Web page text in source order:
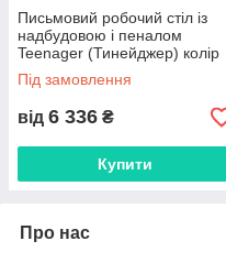
Письмовий робочий стіл із
надбудовою і пеналом
Teenager (Тинейджер) колір
Білий
Під замовлення
від 6 336 ₴
Купити
Про нас